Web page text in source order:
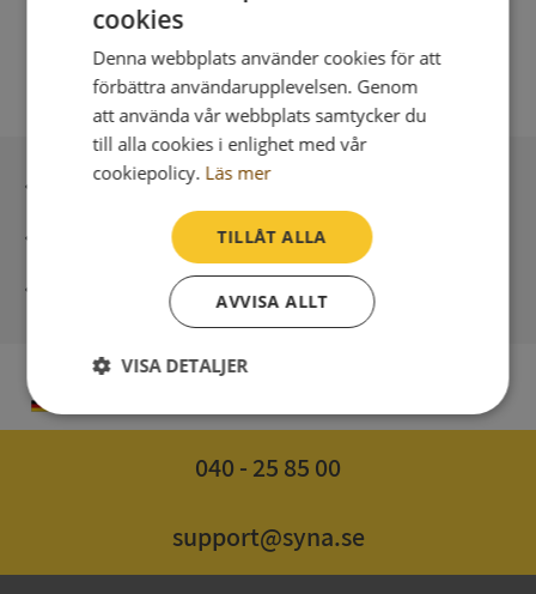
Sichere Bezahlung mit stripe
Unmittelbare Lieferung digital
Syna – Kreditauskünfte seit 1947
040 - 25 85 00
support@syna.se
cookies
Denna webbplats använder cookies för att
förbättra användarupplevelsen. Genom
att använda vår webbplats samtycker du
till alla cookies i enlighet med vår
cookiepolicy. Läs mer
TILLÅT ALLA
AVVISA ALLT
VISA DETALJER
Strikt
nödvändigt
Prestanda Inriktning
Funktioner Oklassificerade